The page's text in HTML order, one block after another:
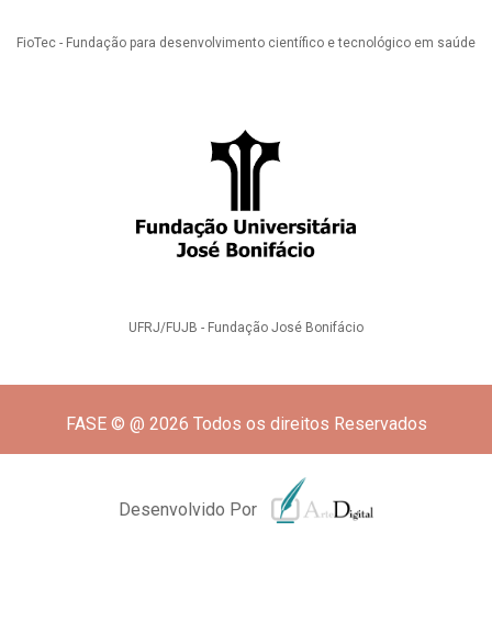
FioTec - Fundação para desenvolvimento científico e tecnológico em saúde
UFRJ/FUJB - Fundação José Bonifácio
FASE © @ 2026 Todos os direitos Reservados
Desenvolvido Por